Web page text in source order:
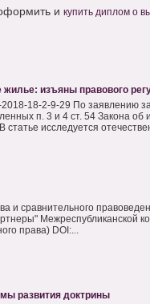
и купить диплом о
изъяны правового
18-2-9-29 По заявлению
п. 3 и 4 ст. 54 Закона об
исследуется
и сравнительного
Межреспубликанской
права) DOI:...
развития доктрины